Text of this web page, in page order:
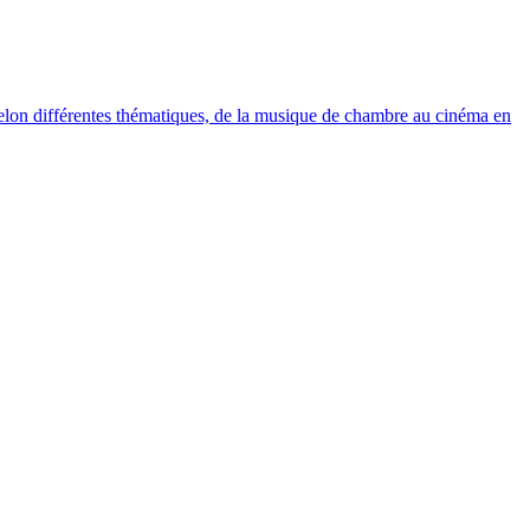
différentes thématiques, de la musique de chambre au cinéma en